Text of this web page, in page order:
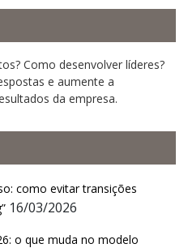
Como desenvolver líderes?
e aumente a
da empresa.
como evitar transições
16/03/2026
o que muda no modelo